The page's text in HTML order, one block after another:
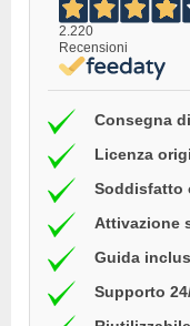
2.220
Recensioni
Consegna
Licenza
Soddisfatto
Attivazione
Guida
Supporto